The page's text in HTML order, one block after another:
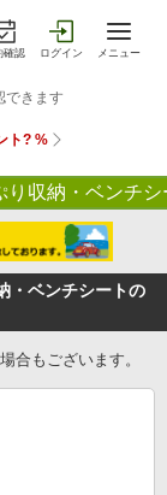
確認 ログイン メニュー
収納・ベンチ
・ベンチシートの
合もございます。